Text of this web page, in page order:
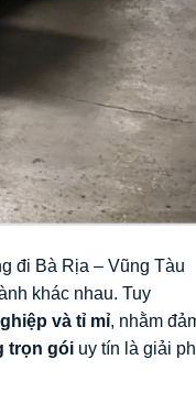
đi Bà Rịa – Vũng Tàu
khác nhau. Tuy
và tỉ mỉ, nhằm
trọn gói uy tín là giải